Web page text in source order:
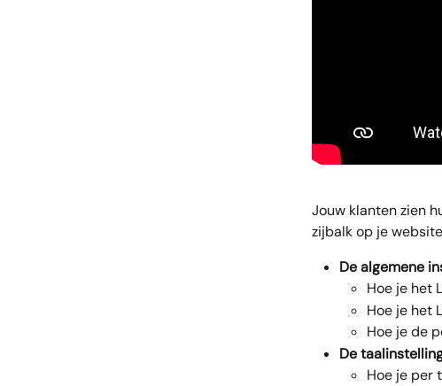
Jouw klanten zien
zijbalk op je
De algemene
Hoe je het
Hoe je het
Hoe je de
De
Hoe je per